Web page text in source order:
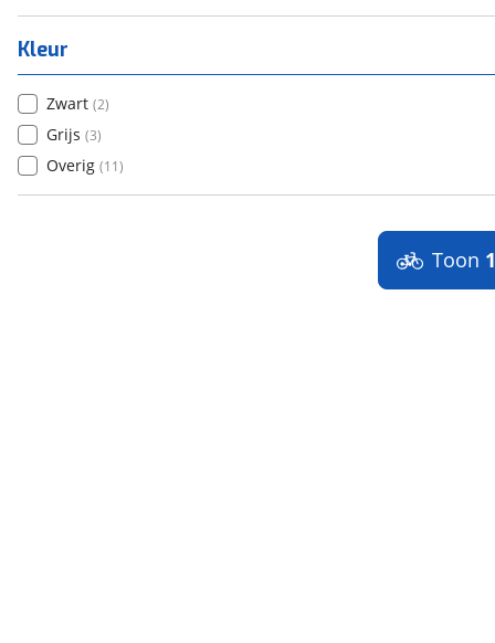
Kleur
Zwart (2)
Grijs (3)
Overig (11)
Toon